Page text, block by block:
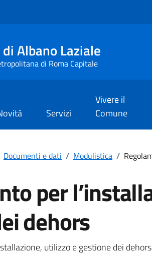
Albano Laziale
di Roma Capitale
Servizi
Vivere il
Comune
Documenti e dati / Modulistica /
per
dehors
utilizzo e gestione dei